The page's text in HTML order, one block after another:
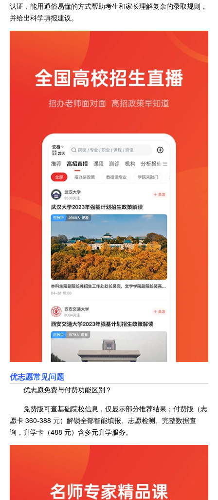
认证，能用通俗易懂的方式帮助考生和家长理解复杂的录取规则，
并给出科学填报建议。
优志愿常见问题
优志愿免费与付费功能区别？
免费版可查基础院校信息，仅显示部分推荐结果；付费版（志
愿卡 360-388 元）解锁全部智能填报、志愿检测、完整数据查
询，升学卡（488 元）含多元升学服务。